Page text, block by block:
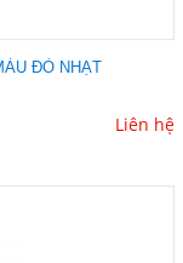
ĐỎ NHẠT
Liên hệ